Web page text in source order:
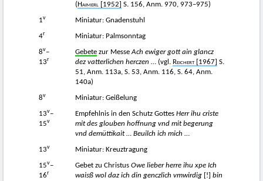
( Haimerl [1952] S. 156, Anm. 970, 973–975)
1v Miniatur: Gnadenstuhl
4r Miniatur: Palmsonntag
8v–
13r
Gebete zur MesseAch ewiger gott ain glancz
dez vatterlichen herczen … (vgl. Reichert[1967] S.
51, Anm. 113a, S. 53, Anm. 116, S. 64, Anm.
140a)
8v Miniatur: Geißelung
13v–
15v
Empfehlnis in den Schutz Gottes Herr ihu criste
mit des glouben hoffnung vnd mit begerung
vnd demüttikait… Beuilch ich mich …
13v Miniatur: Kreuztragung
15v–
16r
Gebet zu Christus Owe lieber herre ihu xpe Ich
waisß wol daz ich din genczlich vmwirdig [!] bin